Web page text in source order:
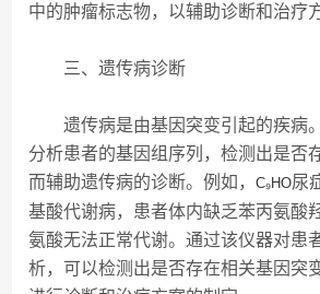
中的肿瘤标志物，以辅助诊断和治疗
三、遗传病诊断
遗传病是由基因突变引起的疾病
分析患者的基因组序列，检测出是否
而辅助遗传病的诊断。例如，C₉HO尿
基酸代谢病，患者体内缺乏苯丙氨酸
氨酸无法正常代谢。通过该仪器对患
析，可以检测出是否存在相关基因突